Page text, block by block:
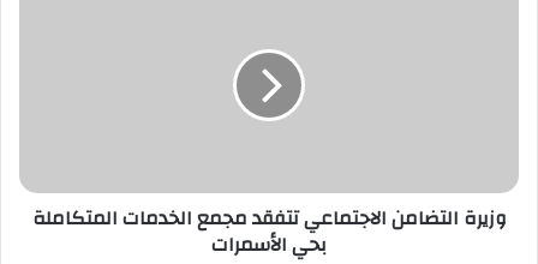
الأسمرات
وزيرة التضامن الاجتماعي تتفقد مجمع الخدمات المتكاملة
بحي الأسمرات